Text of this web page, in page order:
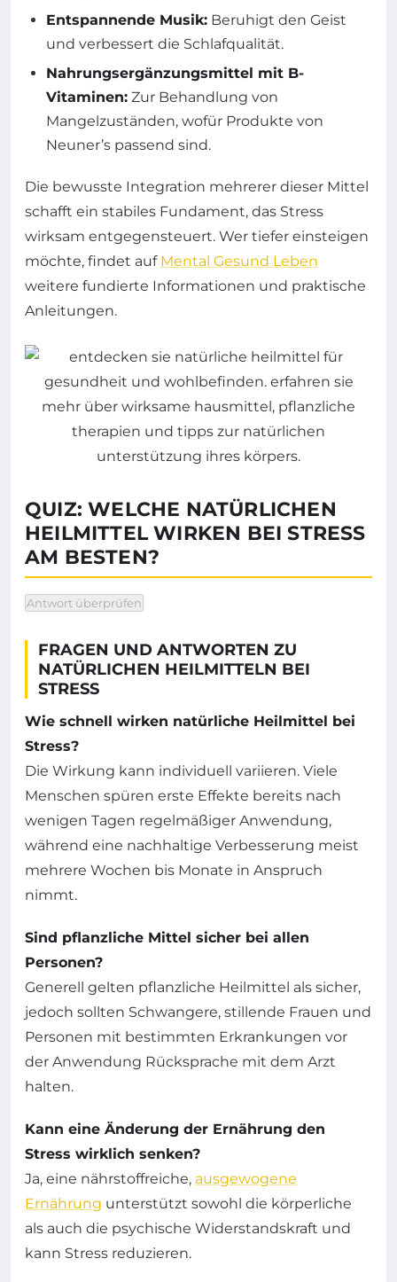
Entspannende Musik: Beruhigt den Geist
und verbessert die Schlafqualität.
Nahrungsergänzungsmittel mit B-
Vitaminen: Zur Behandlung von
Mangelzuständen, wofür Produkte von
Neuner’s passend sind.
Die bewusste Integration mehrerer dieser Mittel
schafft ein stabiles Fundament, das Stress
wirksam entgegensteuert. Wer tiefer einsteigen
möchte, findet auf Mental Gesund Leben
weitere fundierte Informationen und praktische
Anleitungen.
QUIZ: WELCHE NATÜRLICHEN
HEILMITTEL WIRKEN BEI STRESS
AM BESTEN?
Antwort überprüfen
FRAGEN UND ANTWORTEN ZU
NATÜRLICHEN HEILMITTELN BEI
STRESS
Wie schnell wirken natürliche Heilmittel bei
Stress?
Die Wirkung kann individuell variieren. Viele
Menschen spüren erste Effekte bereits nach
wenigen Tagen regelmäßiger Anwendung,
während eine nachhaltige Verbesserung meist
mehrere Wochen bis Monate in Anspruch
nimmt.
Sind pflanzliche Mittel sicher bei allen
Personen?
Generell gelten pflanzliche Heilmittel als sicher,
jedoch sollten Schwangere, stillende Frauen und
Personen mit bestimmten Erkrankungen vor
der Anwendung Rücksprache mit dem Arzt
halten.
Kann eine Änderung der Ernährung den
Stress wirklich senken?
Ja, eine nährstoffreiche, ausgewogene
Ernährung unterstützt sowohl die körperliche
als auch die psychische Widerstandskraft und
kann Stress reduzieren.